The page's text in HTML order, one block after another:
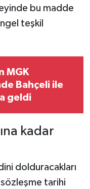
bu madde
teşkil
MGK
Bahçeli ile
geldi
kadar
dolduracakları
tarihi